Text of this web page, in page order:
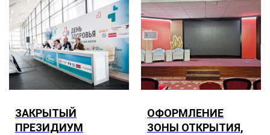
ЗАКРЫТЫЙ
ПРЕЗИДИУМ
ОФОРМЛЕНИЕ
ЗОНЫ ОТКРЫТИЯ,